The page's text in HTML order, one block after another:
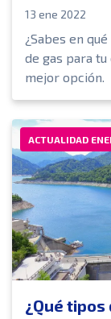
13 ene 2022
¿Sabes en
de gas para
mejor opción.
ACTUALIDAD
¿Qué